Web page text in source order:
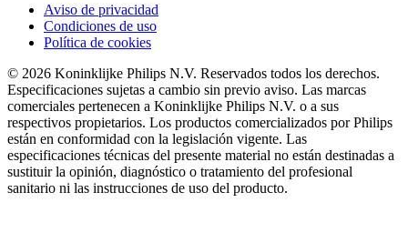
Aviso de privacidad
Condiciones de uso
Política de cookies
© 2026 Koninklijke Philips N.V. Reservados todos los derechos.
Especificaciones sujetas a cambio sin previo aviso. Las marcas
comerciales pertenecen a Koninklijke Philips N.V. o a sus
respectivos propietarios. Los productos comercializados por Philips
están en conformidad con la legislación vigente. Las
especificaciones técnicas del presente material no están destinadas a
sustituir la opinión, diagnóstico o tratamiento del profesional
sanitario ni las instrucciones de uso del producto.